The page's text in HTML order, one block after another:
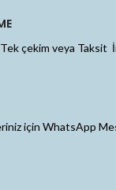
çekim veya Taksit
için WhatsApp